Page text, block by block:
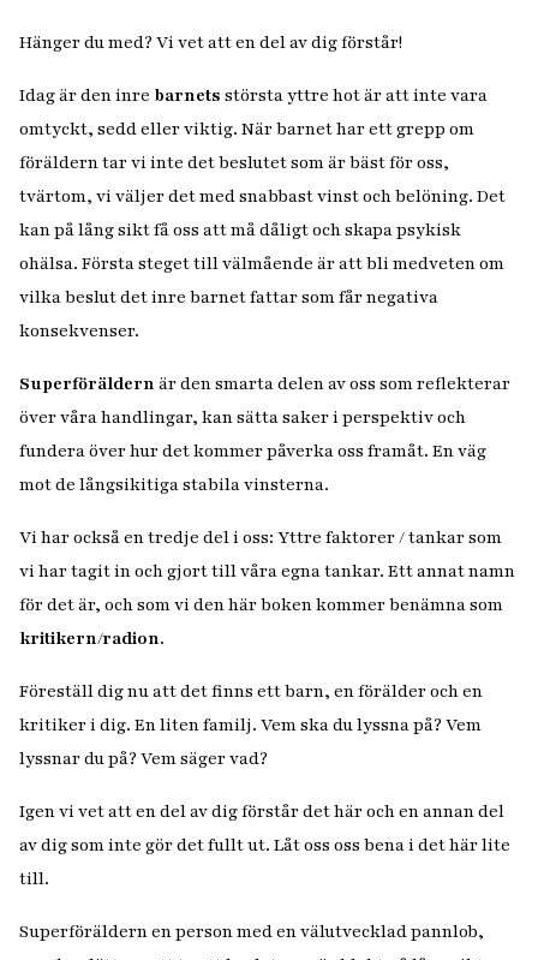
Hänger du med? Vi vet att en del av dig förstår!
Idag är den inre barnets största yttre hot är att inte vara
omtyckt, sedd eller viktig. När barnet har ett grepp om
föräldern tar vi inte det beslutet som är bäst för oss,
tvärtom, vi väljer det med snabbast vinst och belöning. Det
kan på lång sikt få oss att må dåligt och skapa psykisk
ohälsa. Första steget till välmående är att bli medveten om
vilka beslut det inre barnet fattar som får negativa
konsekvenser.
Superföräldern är den smarta delen av oss som reflekterar
över våra handlingar, kan sätta saker i perspektiv och
fundera över hur det kommer påverka oss framåt. En väg
mot de långsikitiga stabila vinsterna.
Vi har också en tredje del i oss: Yttre faktorer / tankar som
vi har tagit in och gjort till våra egna tankar. Ett annat namn
för det är, och som vi den här boken kommer benämna som
kritikern/radion.
Föreställ dig nu att det finns ett barn, en förälder och en
kritiker i dig. En liten familj. Vem ska du lyssna på? Vem
lyssnar du på? Vem säger vad?
Igen vi vet att en del av dig förstår det här och en annan del
av dig som inte gör det fullt ut. Låt oss oss bena i det här lite
till.
Superföräldernen person med en välutvecklad pannlob,